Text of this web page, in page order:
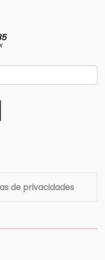
248 quantidade
de privacidades